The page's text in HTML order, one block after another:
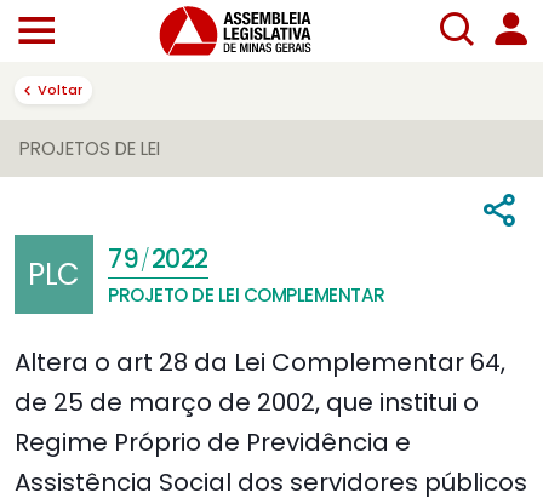
Voltar
PROJETOS DE LEI
PLC 79/2022
PROJETO DE LEI COMPLEMENTAR
Altera o art 28 da Lei Complementar 64,
de 25 de março de 2002, que institui o
Regime Próprio de Previdência e
Assistência Social dos servidores públicos